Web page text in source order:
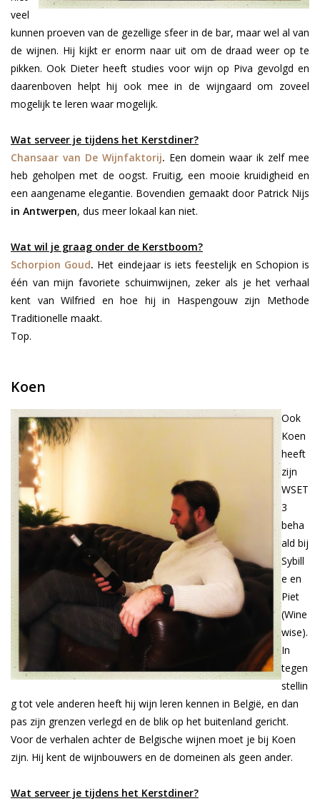
veel
kunnen proeven van de gezellige sfeer in de bar, maar wel al van
de wijnen. Hij kijkt er enorm naar uit om de draad weer op te
pikken. Ook Dieter heeft studies voor wijn op Piva gevolgd en
daarenboven helpt hij ook meein de wijngaard om zoveel
mogelijk te leren waar mogelijk.
Wat serveer je tijdens het Kerstdiner?
Chansaar van De Wijnfaktorij. Een domein waar ik zelf mee
heb geholpen met de oogst. Fruitig, een mooie kruidigheid en
een aangename elegantie. Bovendien gemaakt door Patrick Nijs
in Antwerpen, dus meer lokaal kan niet.
Wat wil je graag onder de Kerstboom?
Schorpion Goud. Het eindejaar is iets feestelijk en Schopion is
één van mijn favoriete schuimwijnen, zeker als je het verhaal
kent van Wilfried en hoe hij in Haspengouw zijn Methode
Traditionelle maakt.
Top.
Koen
Ook
Koen
heeft
zijn
WSET
3
beha
ald bij
Sybill
e en
Piet
(Wine
wise).
In
tegen
stellin
g tot vele anderen heeft hij wijn leren kennen in België, en dan
pas zijn grenzen verlegd en de blik op het buitenland gericht.
Voor de verhalen achter de Belgische wijnen moet je bij Koen
zijn. Hij kent de wijnbouwers en de domeinen als geen ander.
Wat serveer je tijdens het Kerstdiner?